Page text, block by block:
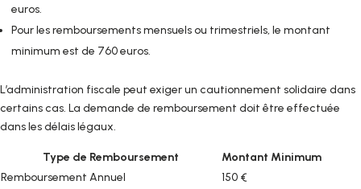
euros.
Pour les remboursements mensuels ou trimestriels, le montant
minimum est de 760 euros.
L’administration fiscale peut exiger un cautionnement solidaire dans
certains cas. La demande de remboursement doit être effectuée
dans les délais légaux.
Type de Remboursement
Montant Minimum
Remboursement Annuel
150 €